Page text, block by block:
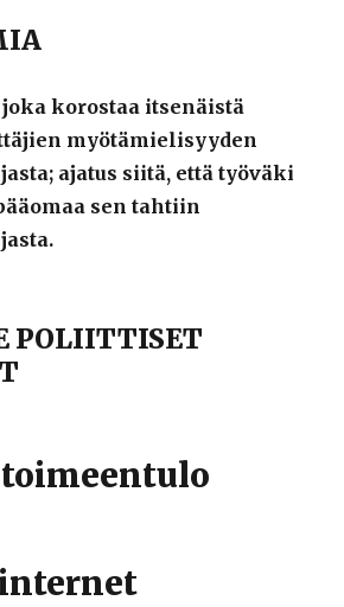
korostaa itsenäistä
myötämielisyyden
ajatus siitä, että työväki
sen tahtiin
POLIITTISET